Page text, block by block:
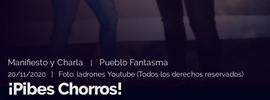
Manifiesto y Charla Pueblo Fantasma
20/11/2020 | Foto: ladrones Youtube (Todos los derechos reservados)
¡Pibes Chorros!